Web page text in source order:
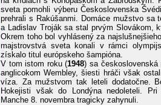
sveta pomohli výberu Československa
prehrali s Rakúšanmi. Domáce mužstvo sa
a Ladislav Troják sa stal prvým Slovákom,
Okrem toho bol vyhlásený za
majstrovstvá sveta konali v rámci
získalo titul európskeho šampióna.
V tom istom roku (1948) sa československá
anglicokom Wembley, šiesti hráči však
víza. Za mužstvom tak leteli dodatočne.
Hokejisti však do Londýna nedoleteli.
Manche 8. novembra tragicky zahynuli.